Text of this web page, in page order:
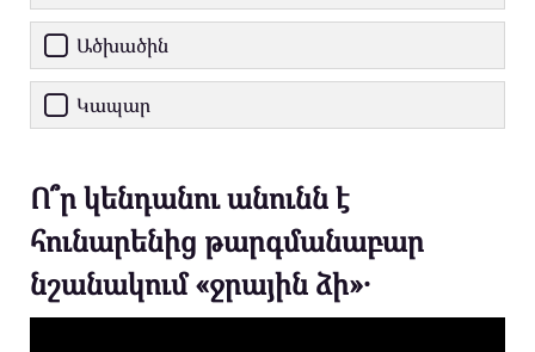
Ածխածին
Կապար
Ո՞ր կենդանու անունն է
հունարենից թարգմանաբար
նշանակում «ջրային ձի»․